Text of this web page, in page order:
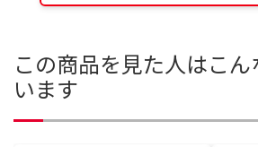
この商品を見た人はこ
います